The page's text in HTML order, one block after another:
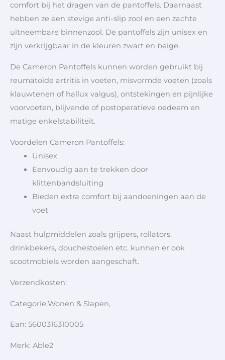
comfort bij het dragen van de pantoffels. Daarnaast
hebben ze een stevige anti-slip zool en een zachte
uitneembare binnenzool. De pantoffels zijn unisex en
zijn verkrijgbaar in de kleuren zwart en beige.
De Cameron Pantoffels kunnen worden gebruikt bij
reumatoïde artritis in voeten, misvormde voeten (zoals
klauwtenen of hallux valgus), ontstekingen en pijnlijke
voorvoeten, blijvende of postoperatieve oedeem en
matige enkelstabiliteit.
Voordelen Cameron Pantoffels:
Unisex
Eenvoudig aan te trekken door
klittenbandsluiting
Bieden extra comfort bij aandoeningen aan de
voet
Naast hulpmiddelen zoals grijpers, rollators,
drinkbekers, douchestoelen etc. kunnen er ook
scootmobiels worden aangeschaft.
Verzendkosten:
Categorie:Wonen & Slapen,
Ean: 5600316310005
Merk: Able2